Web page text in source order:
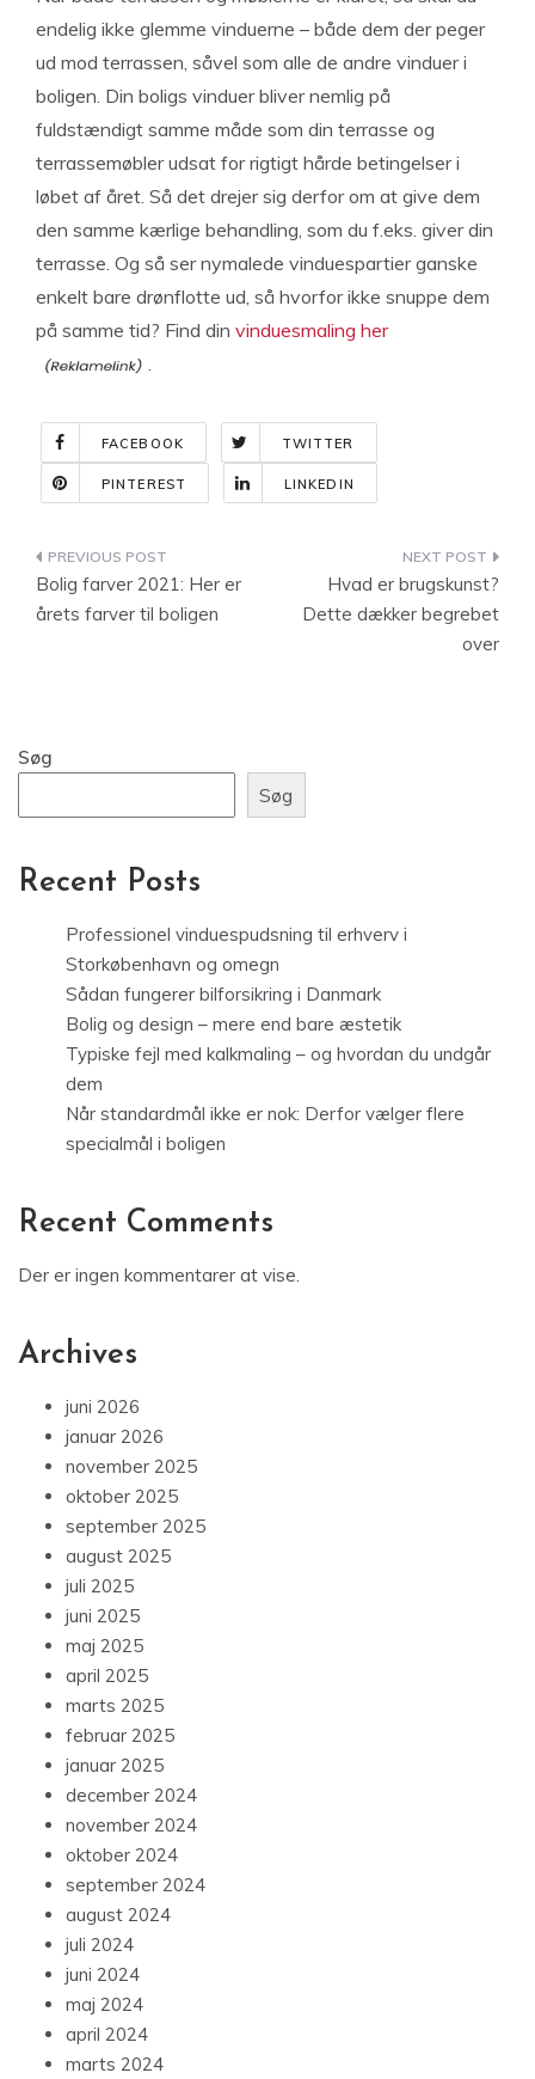
endelig ikke glemme vinduerne – både dem der peger
ud mod terrassen, såvel som alle de andre vinduer i
boligen. Din boligs vinduer bliver nemlig på
fuldstændigt samme måde som din terrasse og
terrassemøbler udsat for rigtigt hårde betingelser i
løbet af året. Så det drejer sig derfor om at give dem
den samme kærlige behandling, som du f.eks. giver din
terrasse. Og så ser nymalede vinduespartier ganske
enkelt bare drønflotte ud, så hvorfor ikke snuppe dem
på samme tid? Find din vinduesmaling her
.
FACEBOOK TWITTER
PINTEREST LINKEDIN
Indlægsnavigation
Bolig farver 2021: Her er
årets farver til boligen
Hvad er brugskunst?
Dette dækker begrebet
over
Søg
Søg
Recent Posts
Professionel vinduespudsning til erhverv i
Storkøbenhavn og omegn
Sådan fungerer bilforsikring i Danmark
Bolig og design – mere end bare æstetik
Typiske fejl med kalkmaling – og hvordan du undgår
dem
Når standardmål ikke er nok: Derfor vælger flere
specialmål i boligen
Recent Comments
Der er ingen kommentarer at vise.
Archives
juni 2026
januar 2026
november 2025
oktober 2025
september 2025
august 2025
juli 2025
juni 2025
maj 2025
april 2025
marts 2025
februar 2025
januar 2025
december 2024
november 2024
oktober 2024
september 2024
august 2024
juli 2024
juni 2024
maj 2024
april 2024
marts 2024